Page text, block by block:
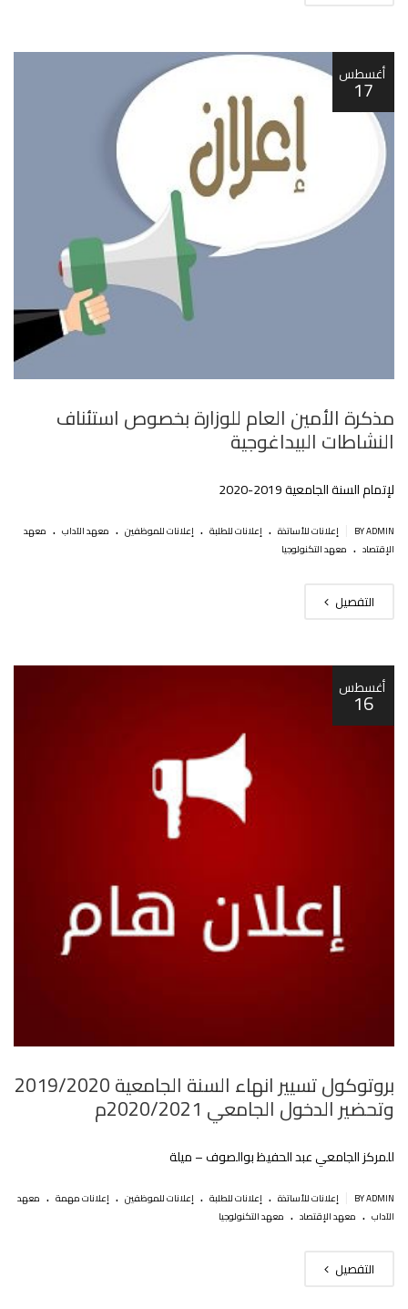
أغسطس
17
مذكرة الأمين العام للوزارة بخصوص استئناف
النشاطات البيداغوجية
لإتمام السنة الجامعية 2019-2020‎
BY ADMIN إعلانات للأساتذة . إعلانات للطلبة . إعلانات للموظفين . معهد الآداب . معهد
الإقتصاد . معهد التكنولوجيا
التفصيل
أغسطس
16
بروتوكول تسيير انهاء السنة الجامعية 2019/2020
وتحضير الدخول الجامعي 2020/2021م
للمركز الجامعي عبد الحفيظ بوالصوف – ميلة
BY ADMIN إعلانات للأساتذة . إعلانات للطلبة . إعلانات للموظفين . إعلانات مهمة . معهد
الآداب . معهد الإقتصاد . معهد التكنولوجيا
التفصيل